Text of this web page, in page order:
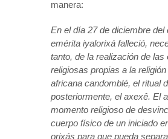
manera:
En el día 27 de diciembre del
emérita iyalorixá falleció,
tanto, de la realización de las
religiosas propias a la
africana candomblé, el ritual
posteriormente, el axexê. El
momento religioso de
cuerpo físico de un iniciado
orixás para que pueda